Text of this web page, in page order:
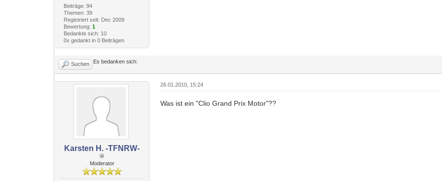
Beiträge: 94
Themen: 39
Registriert seit: Dec 2009
Bewertung: 1
Bedankte sich: 10
0x gedankt in 0 Beiträgen
Suchen Es bedanken sich:
Karsten H. -TFNRW-
Moderator
26.01.2010, 15:24
Was ist ein "Clio Grand Prix Motor"??